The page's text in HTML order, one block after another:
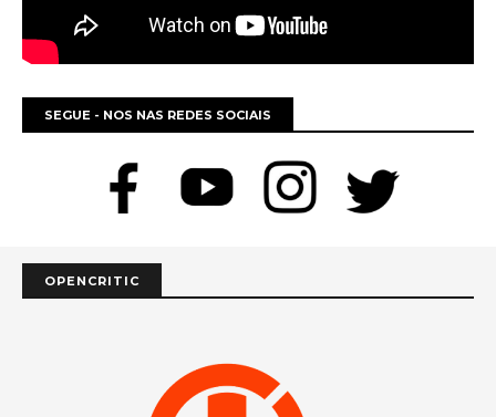
SEGUE - NOS NAS REDES SOCIAIS
OPENCRITIC